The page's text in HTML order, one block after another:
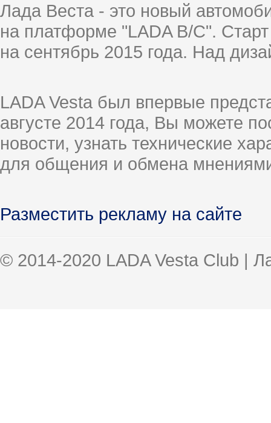
Лада Веста - это новый
на платформе "LADA B/C".
на сентябрь 2015 года. Над
LADA Vesta был впервые
августе 2014 года, Вы можете
новости, узнать технические
для общения и обмена
Разместить рекламу на сайте
© 2014-2020 LADA Vesta Club |